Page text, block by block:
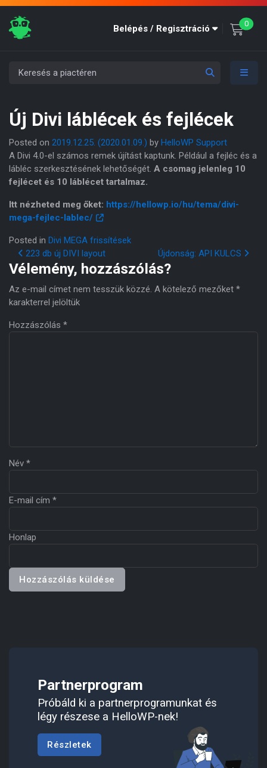
Belépés / Regisztráció 0
Új Divi láblécek és fejlécek
Posted on 2019.12.25. (2020.01.09.) by HelloWP Support
A Divi 4.0-el számos remek újítást kaptunk. Például a fejléc és a
lábléc szerkesztésének lehetőségét. A csomag jelenleg 10
fejlécet és 10 láblécet tartalmaz.
Itt nézheted meg őket: https://hellowp.io/hu/tema/divi-
mega-fejlec-lablec/
Posted in Divi MEGA frissítések
Post navigation
223 db új DIVI layout Újdonság: API KULCS
Vélemény, hozzászólás?
Az e-mail címet nem tesszük közzé. A kötelező mezőket *
karakterrel jelöltük
Hozzászólás *
Név *
E-mail cím *
Honlap
Partnerprogram
Próbáld ki a partnerprogramunkat és
légy részese a HelloWP-nek!
Részletek